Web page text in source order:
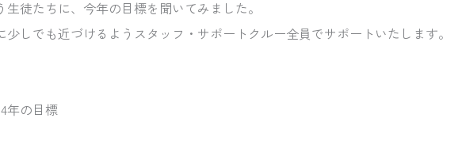
生徒たちに、今年の目標を聞いてみました。
少しでも近づけるようスタッフ・サポートクルー全員でサポートいたします。
年の目標